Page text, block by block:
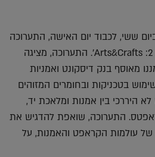
ששי, לכבוד יום האישה, התערוכה
הקבוצתית 'אישה לאחותה 2: Arts&Crafts'. התערוכה, מציגה
מאוסף בנק דיסקונט ואמניות
בטכניקות ובחומרים המזוהים
היררכי בין אמנות ומלאכת יד,
התערוכה, שואפת להדגיש את
עולמות הקראפט והאמנות, על